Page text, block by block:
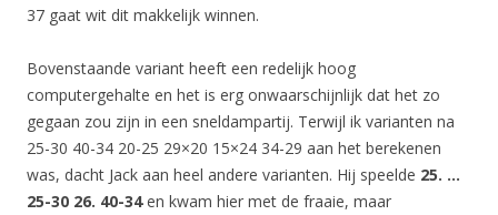
37 gaat wit dit makkelijk winnen.
Bovenstaande variant heeft een redelijk hoog
computergehalte en het is erg onwaarschijnlijk dat het zo
gegaan zou zijn in een sneldampartij. Terwijl ik varianten na
25-30 40-34 20-25 29×20 15×24 34-29 aan het berekenen
was, dacht Jack aan heel andere varianten. Hij speelde 25. …
25-30 26. 40-34en kwam hier met de fraaie, maar